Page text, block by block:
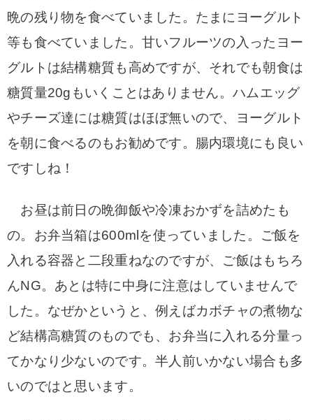
晩の残り物を食べていました。たまにヨーグルト
等も食べていました。甘いフルーツの入ったヨー
グルトは結構糖質も高めですが、それでも朝食は
糖質量20gもいくことはありません。ハムエッグ
やチーズ達には糖質はほぼ無いので、ヨーグルト
を朝に食べるのもお勧めです。腸内環境にも良い
ですしね！
お昼は前日の晩御飯や冷凍おかずを詰めたも
の。お弁当箱は600mlを使っていました。ご飯を
入れる容器と二段重ねなのですが、ご飯はもちろ
んNG。あとは特に中身に注意はしていませんで
した。なぜかというと、例えばカボチャの煮物な
ど結構高糖質のものでも、お弁当に入れる分量っ
てかなり少ないのです。半人前いかない場合も多
いのではと思います。